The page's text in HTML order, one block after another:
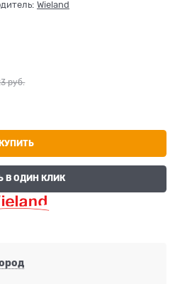
Wieland
руб.
В ОДИН КЛИК